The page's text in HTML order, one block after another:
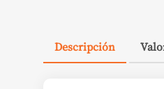
Descripción